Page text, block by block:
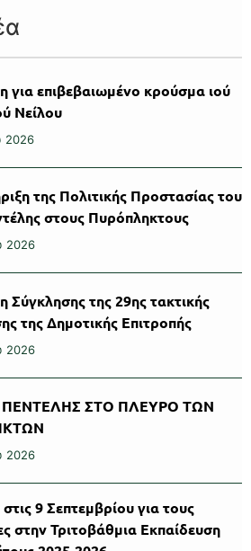
για επιβεβαιωμένο κρούσμα ιού
Νείλου
2026
της Πολιτικής Προστασίας του
στους Πυρόπληκτους
2026
Σύγκλησης της 29ης τακτικής
της Δημοτικής Επιτροπής
2026
ΣΤΟ ΠΛΕΥΡΟ ΤΩΝ
2026
9 Σεπτεμβρίου για τους
στην Τριτοβάθμια Εκπαίδευση